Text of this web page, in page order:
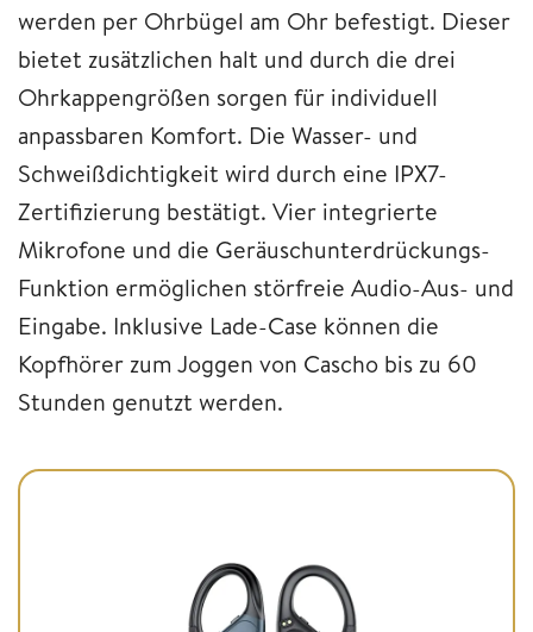
werden per Ohrbügel am Ohr befestigt. Dieser
bietet zusätzlichen halt und durch die drei
Ohrkappengrößen sorgen für individuell
anpassbaren Komfort. Die Wasser- und
Schweißdichtigkeit wird durch eine IPX7-
Zertifizierung bestätigt. Vier integrierte
Mikrofone und die Geräuschunterdrückungs-
Funktion ermöglichen störfreie Audio-Aus- und
Eingabe. Inklusive Lade-Case können die
Kopfhörer zum Joggen von Cascho bis zu 60
Stunden genutzt werden.